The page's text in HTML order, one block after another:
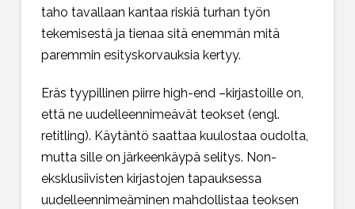
taho tavallaan kantaa riskiä turhan työn
tekemisestä ja tienaa sitä enemmän mitä
paremmin esityskorvauksia kertyy.
Eräs tyypillinen piirre high-end –kirjastoille on,
että ne uudelleennimeävät teokset (engl.
retitling). Käytäntö saattaa kuulostaa oudolta,
mutta sille on järkeenkäypä selitys. Non-
eksklusiivisten kirjastojen tapauksessa
uudelleennimeäminen mahdollistaa teoksen